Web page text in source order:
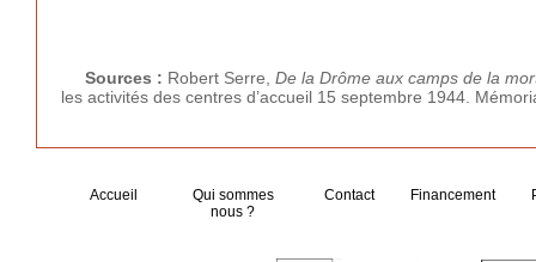
Sources : Robert Serre, De la Drôme aux camps de la
les activités des centres d’accueil 15 septembre 1944.
Accueil
Qui sommes
nous ?
Contact Financement